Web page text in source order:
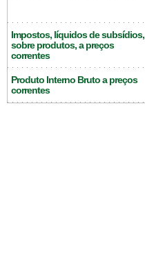
Impostos, líquidos de subsídios,
sobre produtos, a preços
correntes
Produto Interno Bruto a preços
correntes